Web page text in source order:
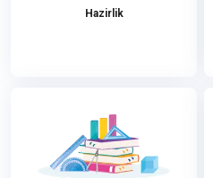
Hazirlik